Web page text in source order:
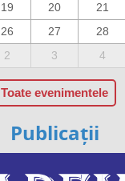
19 20 21
26 27 28
2 3 4
Toate evenimentele
Publicații